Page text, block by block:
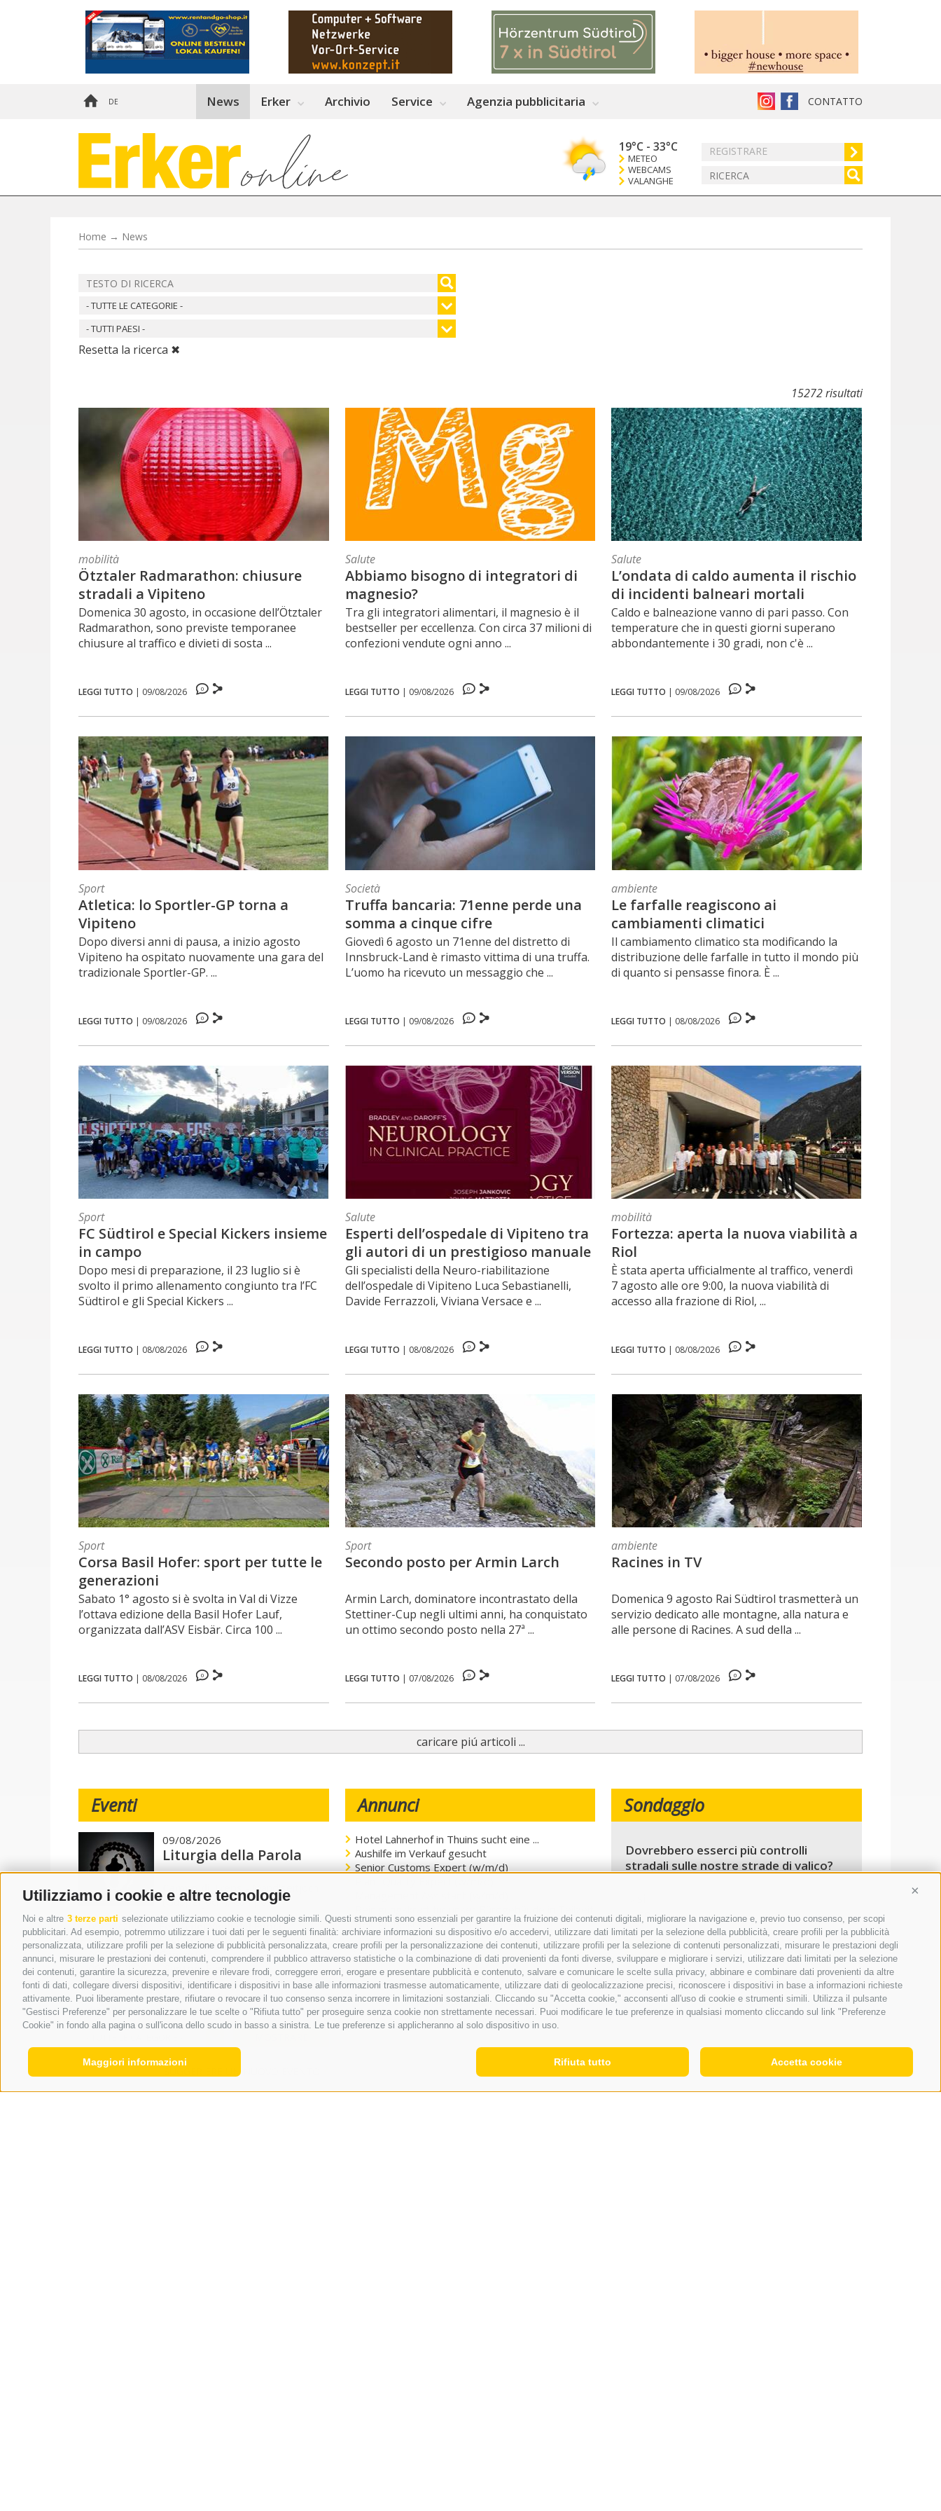
Utilizziamo i cookie e altre tecnologie
Noi e altre 3 terze parti selezionate utilizziamo cookie e tecnologie simili. Questi strumenti sono essenziali per garantire la fruizione dei contenuti digitali, migliorare la navigazione e, previo tuo consenso, per scopi
pubblicitari. Ad esempio, potremmo utilizzare i tuoi dati per le seguenti finalità: archiviare informazioni su dispositivo e/o accedervi, utilizzare dati limitati per la selezione della pubblicità, creare profili per la pubblicità
personalizzata, utilizzare profili per la selezione di pubblicità personalizzata, creare profili per la personalizzazione dei contenuti, utilizzare profili per la selezione di contenuti personalizzati, misurare le prestazioni degli
annunci, misurare le prestazioni dei contenuti, comprendere il pubblico attraverso statistiche o la combinazione di dati provenienti da fonti diverse, sviluppare e migliorare i servizi, utilizzare dati limitati per la selezione
dei contenuti, garantire la sicurezza, prevenire e rilevare frodi, correggere errori, erogare e presentare pubblicità e contenuto, salvare e comunicare le scelte sulla privacy, abbinare e combinare dati provenienti da altre
fonti di dati, collegare diversi dispositivi, identificare i dispositivi in base alle informazioni trasmesse automaticamente, utilizzare dati di geolocalizzazione precisi, riconoscere i dispositivi in base a informazioni richieste
attivamente. Puoi liberamente prestare, rifiutare o revocare il tuo consenso senza incorrere in limitazioni sostanziali. Cliccando su "Accetta cookie," acconsenti all'uso di cookie e strumenti simili. Utilizza il pulsante
"Gestisci Preferenze" per personalizzare le tue scelte o "Rifiuta tutto" per proseguire senza cookie non strettamente necessari. Puoi modificare le tue preferenze in qualsiasi momento cliccando sul link "Preferenze
Cookie" in fondo alla pagina o sull'icona dello scudo in basso a sinistra. Le tue preferenze si applicheranno al solo dispositivo in uso.
Accetta cookie
Rifiuta tutto
Maggiori informazioni
DE CONTATTO
News Erker Archivio Service Agenzia pubblicitaria
REGISTRARE
19°C - 33°C
METEO
WEBCAMS
VALANGHE
Home → News
- TUTTE LE CATEGORIE -
- TUTTI PAESI -
Resetta la ricerca ✖
15272 risultati
mobilità
Ötztaler Radmarathon: chiusure
stradali a Vipiteno
Domenica 30 agosto, in occasione dell’Ötztaler
Radmarathon, sono previste temporanee
chiusure al traffico e divieti di sosta ...
LEGGI TUTTO | 09/08/2026 0
Salute
Abbiamo bisogno di integratori di
magnesio?
Tra gli integratori alimentari, il magnesio è il
bestseller per eccellenza. Con circa 37 milioni di
confezioni vendute ogni anno ...
LEGGI TUTTO | 09/08/2026 0
Salute
L’ondata di caldo aumenta il rischio
di incidenti balneari mortali
Caldo e balneazione vanno di pari passo. Con
temperature che in questi giorni superano
abbondantemente i 30 gradi, non c'è ...
LEGGI TUTTO | 09/08/2026 0
Sport
Atletica: lo Sportler-GP torna a
Vipiteno
Dopo diversi anni di pausa, a inizio agosto
Vipiteno ha ospitato nuovamente una gara del
tradizionale Sportler-GP. ...
LEGGI TUTTO | 09/08/2026 0
Società
Truffa bancaria: 71enne perde una
somma a cinque cifre
Giovedì 6 agosto un 71enne del distretto di
Innsbruck-Land è rimasto vittima di una truffa.
L’uomo ha ricevuto un messaggio che ...
LEGGI TUTTO | 09/08/2026 0
ambiente
Le farfalle reagiscono ai
cambiamenti climatici
Il cambiamento climatico sta modificando la
distribuzione delle farfalle in tutto il mondo più
di quanto si pensasse finora. È ...
LEGGI TUTTO | 08/08/2026 0
Sport
FC Südtirol e Special Kickers insieme
in campo
Dopo mesi di preparazione, il 23 luglio si è
svolto il primo allenamento congiunto tra l’FC
Südtirol e gli Special Kickers ...
LEGGI TUTTO | 08/08/2026 0
Salute
Esperti dell’ospedale di Vipiteno tra
gli autori di un prestigioso manuale
di neurologia
Gli specialisti della Neuro-riabilitazione
dell’ospedale di Vipiteno Luca Sebastianelli,
Davide Ferrazzoli, Viviana Versace e ...
LEGGI TUTTO | 08/08/2026 0
mobilità
Fortezza: aperta la nuova viabilità a
Riol
È stata aperta ufficialmente al traffico, venerdì
7 agosto alle ore 9:00, la nuova viabilità di
accesso alla frazione di Riol, ...
LEGGI TUTTO | 08/08/2026 0
Sport
Corsa Basil Hofer: sport per tutte le
generazioni
Sabato 1° agosto si è svolta in Val di Vizze
l’ottava edizione della Basil Hofer Lauf,
organizzata dall’ASV Eisbär. Circa 100 ...
LEGGI TUTTO | 08/08/2026 0
Sport
Secondo posto per Armin Larch
Armin Larch, dominatore incontrastato della
Stettiner-Cup negli ultimi anni, ha conquistato
un ottimo secondo posto nella 27ª ...
LEGGI TUTTO | 07/08/2026 0
ambiente
Racines in TV
Domenica 9 agosto Rai Südtirol trasmetterà un
servizio dedicato alle montagne, alla natura e
alle persone di Racines. A sud della ...
LEGGI TUTTO | 07/08/2026 0
caricare piú articoli ...
Eventi
09/08/2026
Liturgia della Parola
Campo di Trens
Mandlseitjoch
(Gupperjöchl), Campo ...
09/08/2026 | Festa dei Vigili del Fuoco
09/08/2026 | Festa del volo
09/08/2026 | Concerto
09/08/2026 | „Santoni Family“
09/08/2026 | Concerto
11/08/2026 | Mercato del contadino
12/08/2026 | Festa delle lanterne
SUGGERIERE UN NUOVO EVENTO
Annunci
Hotel Lahnerhof in Thuins sucht eine ...
Aushilfe im Verkauf gesucht
Senior Customs Expert (w/m/d)
Reinigungskraft (w/m/d) in Teilzeit
- TUTTE LE CATEGORIE - MOSTRARE
CREARE UN NUOVO ANNUNCIO
Sondaggio
Dovrebbero esserci più controlli
stradali sulle nostre strade di valico?
no
VOTARE Archivio